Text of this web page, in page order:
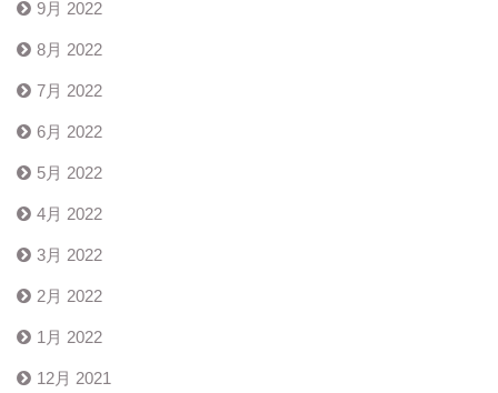
9月 2022
8月 2022
7月 2022
6月 2022
5月 2022
4月 2022
3月 2022
2月 2022
1月 2022
12月 2021